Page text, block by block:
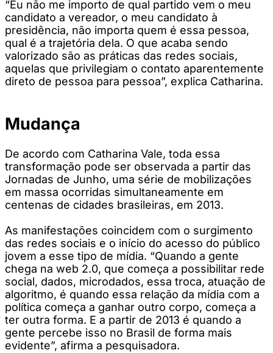
“Eu não me importo de qual partido vem o meu
candidato a vereador, o meu candidato à
presidência, não importa quem é essa pessoa,
qual é a trajetória dela. O que acaba sendo
valorizado são as práticas das redes sociais,
aquelas que privilegiam o contato aparentemente
direto de pessoa para pessoa”, explica Catharina.
Mudança
De acordo com Catharina Vale, toda essa
transformação pode ser observada a partir das
Jornadas de Junho, uma série de mobilizações
em massa ocorridas simultaneamente em
centenas de cidades brasileiras, em 2013.
As manifestações coincidem com o surgimento
das redes sociais e o início do acesso do público
jovem a esse tipo de mídia. “Quando a gente
chega na web 2.0, que começa a possibilitar rede
social, dados, microdados, essa troca, atuação de
algoritmo, é quando essa relação da mídia com a
política começa a ganhar outro corpo, começa a
ter outra forma. E a partir de 2013 é quando a
gente percebe isso no Brasil de forma mais
evidente”, afirma a pesquisadora.